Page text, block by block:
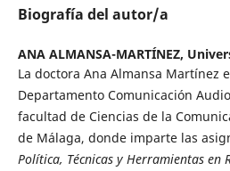
Biografía del autor/a
ANA ALMANSA-MARTÍNEZ,
La doctora Ana Almansa Martínez
Departamento Comunicación
facultad de Ciencias de la
de Málaga, donde imparte las
Política, Técnicas y Herramientas en